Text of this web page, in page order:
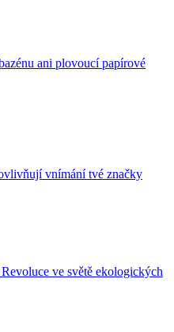
ani plovoucí papírové
vnímání tvé značky
ve světě ekologických